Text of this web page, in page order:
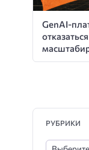
GenAI-
РУБРИКИ